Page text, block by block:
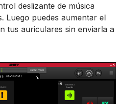
deslizante de música
Luego puedes aumentar el
tus auriculares sin enviarla a